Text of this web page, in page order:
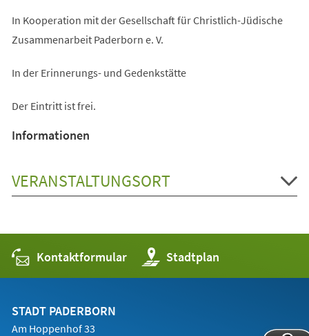
In Kooperation mit der Gesellschaft für Christlich-Jüdische
Zusammenarbeit Paderborn e. V.
In der Erinnerungs- und Gedenkstätte
Der Eintritt ist frei.
Informationen
VERANSTALTUNGSORT
Kontaktformular Stadtplan
(Öffnet
in
einem
STADT PADERBORN
Am Hoppenhof 33